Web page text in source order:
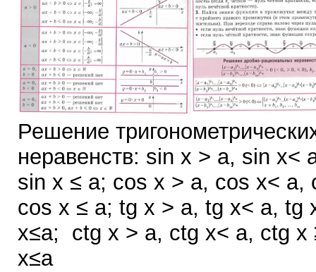
Решение
неравенств: sin x > a, sin x<
sin x ≤ a; cos x > a, cos x< a,
cos x ≤ a; tg x > a, tg x< a, tg
x≤a; ctg x > a, ctg x< a, ctg x
x≤a